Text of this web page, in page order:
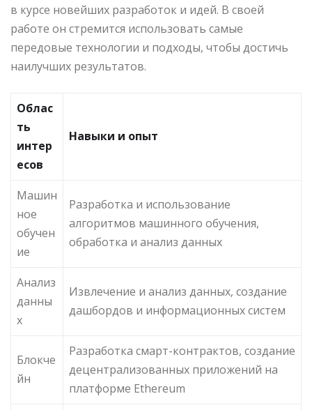
в курсе новейших разработок и идей. В своей
работе он стремится использовать самые
передовые технологии и подходы, чтобы достичь
наилучших результатов.
Облас
ть
интер
есов
Навыки и опыт
Машин
ное
обучен
ие
Разработка и использование
алгоритмов машинного обучения,
обработка и анализ данных
Анализ
данны
х
Извлечение и анализ данных, создание
дашбордов и информационных систем
Блокче
йн
Разработка смарт-контрактов, создание
децентрализованных приложений на
платформе Ethereum